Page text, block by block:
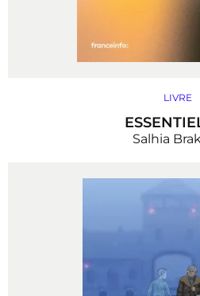
LIVRE
Salhia